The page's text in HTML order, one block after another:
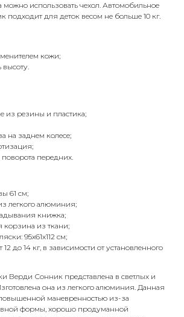
можно использовать чехол. Автомобильное
подходит для деток весом не больше 10 кг.
кожи;
из резины и пластика;
на заднем колесе;
передних.
61 см;
легкого алюминия;
книжка;
корзина из ткани;
95х61х112 см;
12 до 14 кг, в зависимости от установленного
Верди Сонник представлена в светлых и
она из легкого алюминия. Данная
маневренностью из-за
формы, хорошо продуманной